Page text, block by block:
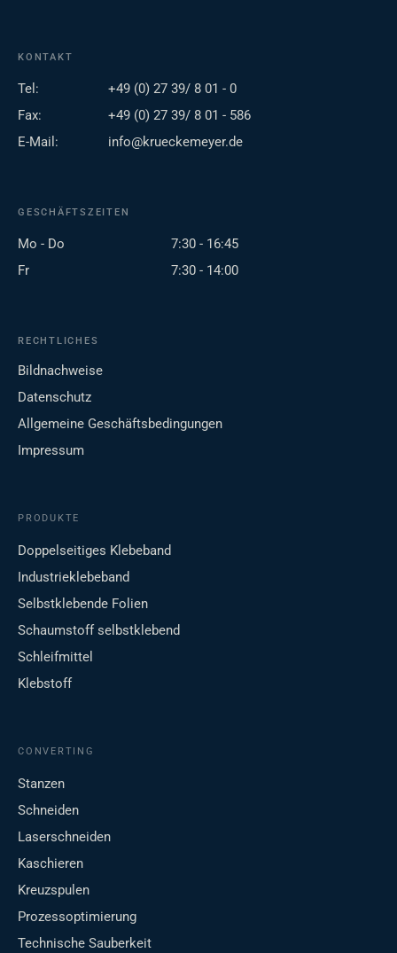
KONTAKT
Tel:
+49 (0) 27 39/ 8 01 - 0
Fax:
+49 (0) 27 39/ 8 01 - 586
E-Mail:
info@krueckemeyer.de
GESCHÄFTSZEITEN
Mo - Do
7:30 - 16:45
Fr
7:30 - 14:00
RECHTLICHES
Bildnachweise
Datenschutz
Allgemeine Geschäftsbedingungen
Impressum
PRODUKTE
Doppelseitiges Klebeband
Industrieklebeband
Selbstklebende Folien
Schaumstoff selbstklebend
Schleifmittel
Klebstoff
CONVERTING
Stanzen
Schneiden
Laserschneiden
Kaschieren
Kreuzspulen
Prozessoptimierung
Technische Sauberkeit